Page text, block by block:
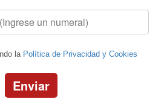
la Política de Privacidad y Cookies
Enviar